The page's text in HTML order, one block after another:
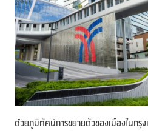
ด้วยภูมิทัศน์การขยายตัวของเมืองในกรุ